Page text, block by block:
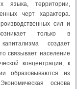
языка, территории,
черт характера.
сил и
только в
создает
связывает население
концентрации, к
образовываются из
основа